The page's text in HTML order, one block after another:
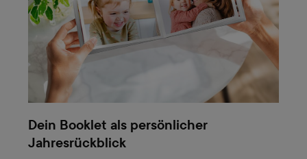
Dein Booklet als persönlicher
Jahresrückblick